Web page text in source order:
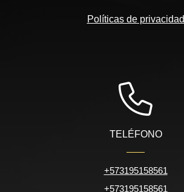
Políticas de privacidad
TELÉFONO
+573195158561
+573195158561